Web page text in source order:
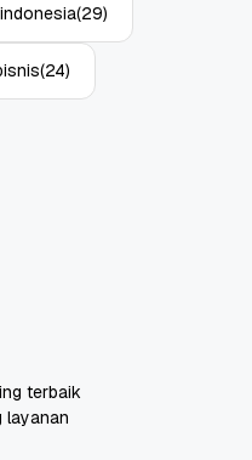
(29)
(24)
terbaik
layanan